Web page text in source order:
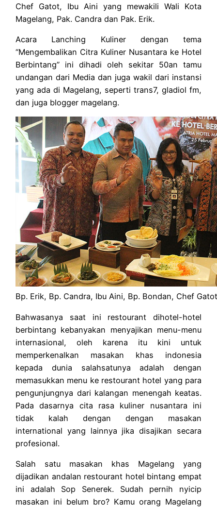
Chef Gatot, Ibu Aini yang mewakili Wali Kota
Magelang, Pak. Candra dan Pak. Erik.
Acara Lanching Kuliner dengan tema
“Mengembalikan Citra Kuliner Nusantara ke Hotel
Berbintang” ini dihadi oleh sekitar 50an tamu
undangan dari Media dan juga wakil dari instansi
yang ada di Magelang, seperti trans7, gladiol fm,
dan juga blogger magelang.
Bp. Erik, Bp. Candra, Ibu Aini, Bp. Bondan, Chef Gatot
Bahwasanya saat ini restourant dihotel-hotel
berbintang kebanyakan menyajikan menu-menu
internasional, oleh karena itu kini untuk
memperkenalkan masakan khas indonesia
kepada dunia salahsatunya adalah dengan
memasukkan menu ke restourant hotel yang para
pengunjungnya dari kalangan menengah keatas.
Pada dasarnya cita rasa kuliner nusantara ini
tidak kalah dengan dengan masakan
international yang lainnya jika disajikan secara
profesional.
Salah satu masakan khas Magelang yang
dijadikan andalan restourant hotel bintang empat
ini adalah Sop Senerek. Sudah pernih nyicip
masakan ini belum bro? Kamu orang Magelang